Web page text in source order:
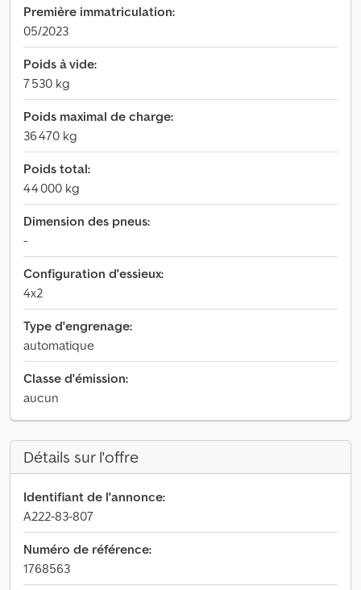
Première immatriculation:
05/2023
Poids à vide:
7 530 kg
Poids maximal de charge:
36 470 kg
Poids total:
44 000 kg
Dimension des pneus:
-
Configuration d'essieux:
4x2
Type d'engrenage:
automatique
Classe d'émission:
aucun
Détails sur l'offre
Identifiant de l'annonce:
A222-83-807
Numéro de référence:
1768563